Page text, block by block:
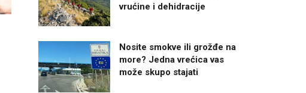
vrućine i dehidracije
Nosite smokve ili grožđe na
more? Jedna vrećica vas
može skupo stajati